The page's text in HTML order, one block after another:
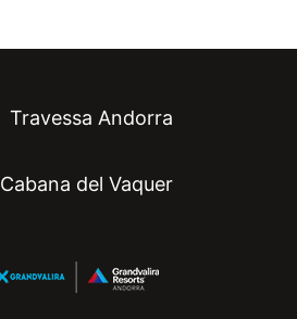
Travessa Andorra
Cabana del Vaquer